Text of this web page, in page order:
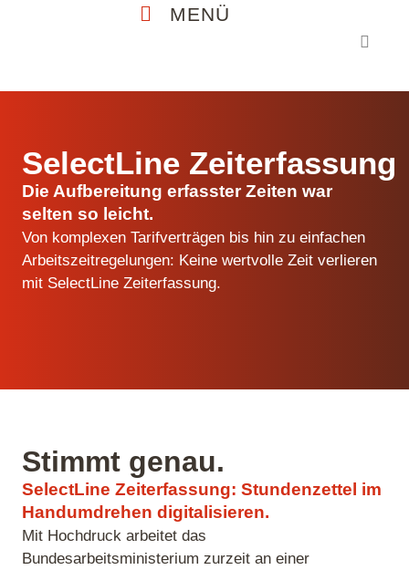
Kostenlosen Test starten
MENÜ
SelectLine Zeiterfassung
Die Aufbereitung erfasster Zeiten war
selten so leicht.
Von komplexen Tarifverträgen bis hin zu einfachen
Arbeitszeitregelungen: Keine wertvolle Zeit verlieren
mit SelectLine Zeiterfassung.
Stimmt genau.
SelectLine Zeiterfassung: Stundenzettel im
Handumdrehen digitalisieren.
Mit Hochdruck arbeitet das
Bundesarbeitsministerium zurzeit an einer